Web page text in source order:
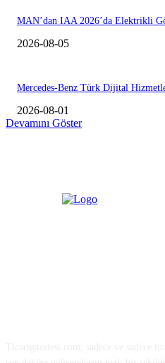
MAN’dan IAA 2026’da Elektrikli
2026-08-05
Mercedes-Benz Türk Dijital
2026-08-01
Devamını Göster